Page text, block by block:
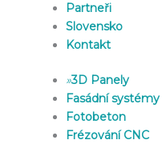
Partneři
Slovensko
Kontakt
»3D Panely
Fasádní systémy
Fotobeton
Frézování CNC